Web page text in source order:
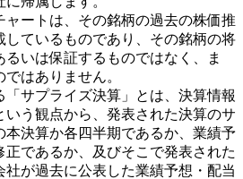
ートは、その銘柄の過去の株価推
しているものであり、その銘柄の将
いは保証するものではなく、ま
はありません。
サプライズ決算」とは、決算情報
いう観点から、発表された決算のサ
本決算か各四半期であるか、業績予
であるか、及びそこで発表された
が過去に公表した業績予想・配当